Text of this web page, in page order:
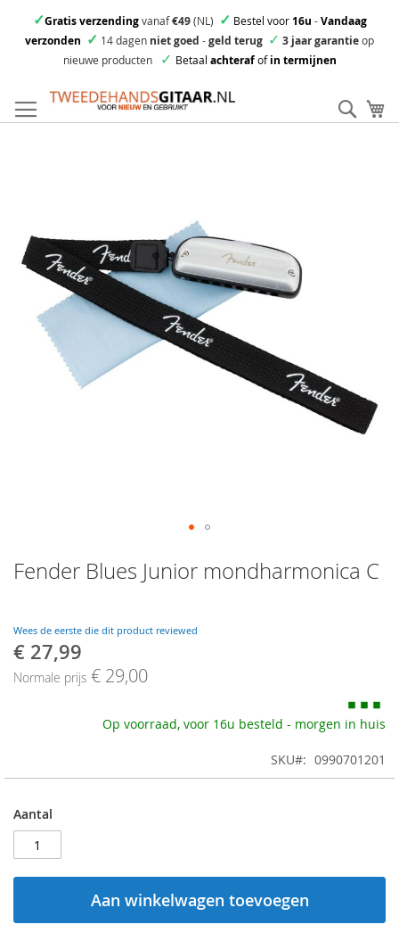
✓Gratis verzendingvanaf€49(NL) ✓ Bestel voor16u -Vandaag
verzonden ✓ 14 dagen niet goed -geld terug ✓ 3 jaar garantieop
nieuwe producten
✓ Betaal achterafofin termijnen
direct
door
Fender Blues Junior mondharmonica C
Wees de eerste die dit product reviewed
Speciale
€ 27,99
Normale prijs € 29,00
Op voorraad, voor 16u besteld - morgen in huis
SKU 0990701201
Aantal
Aan winkelwagen toevoegen
the
images
gallery
to
the
the
images
gallery